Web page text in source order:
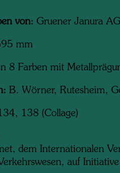
von: Gruener Janura
mm
8 Farben mit
B. Wörner, Rutesheim,
138 (Collage)
dem Internationalen
auf